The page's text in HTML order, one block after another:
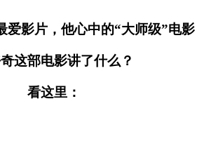
爱影片，他心中的“大师级”电影
这部电影讲了什么？
看这里：